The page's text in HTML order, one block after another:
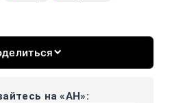
на «АН»: